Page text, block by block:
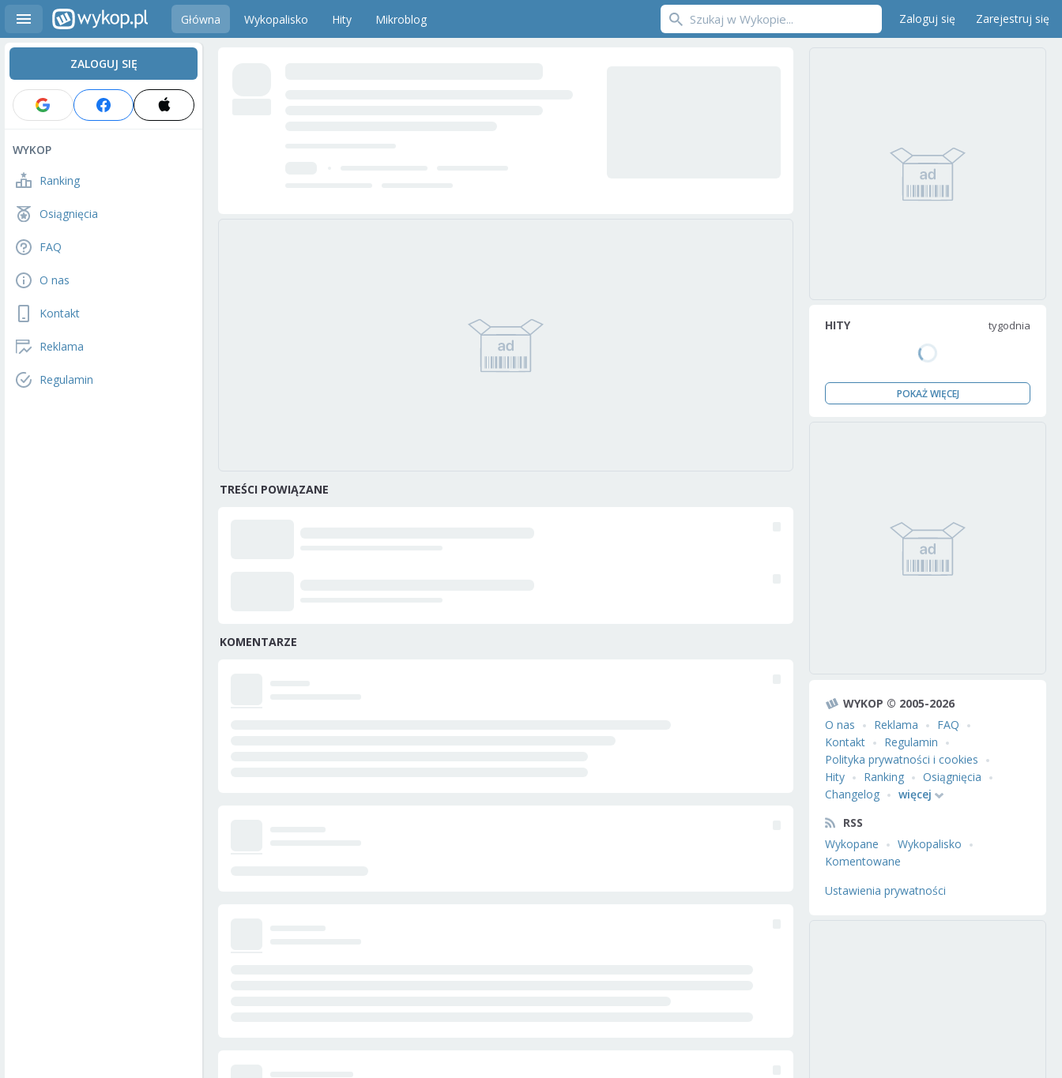
Główna Wykopalisko Hity Mikroblog Zaloguj się Zarejestruj się
ZALOGUJ SIĘ
WYKOP
Ranking
Osiągnięcia
FAQ
O nas
Kontakt
Reklama
Regulamin
TREŚCI POWIĄZANE
KOMENTARZE
HITY tygodnia
POKAŻ WIĘCEJ
WYKOP © 2005-2026
O nas
Reklama
FAQ
Kontakt
Regulamin
Polityka prywatności i cookies
Hity
Ranking
Osiągnięcia
Changelog
więcej
RSS
Wykopane
Wykopalisko
Komentowane
Ustawienia prywatności